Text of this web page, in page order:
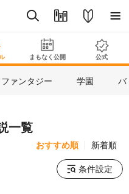
まもなく公開 公式
ファンタジー 学園 バ
一覧
おすすめ順 新着順
条件設定